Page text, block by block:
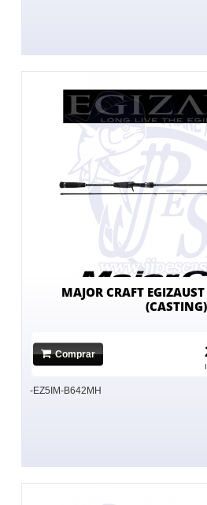
MAJOR CRAFT
(CASTING)
Comprar
-EZ5IM-B642MH